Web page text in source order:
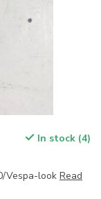
In stock (4)
Vespa-look Read